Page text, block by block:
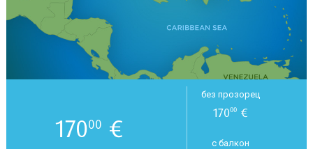
17000 €
без прозорец
17000 €
с балкон